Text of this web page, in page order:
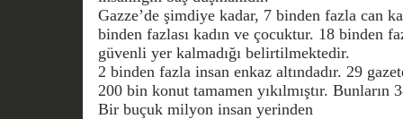
Gazze’de şimdiye kadar, 7 binden fazla can
binden fazlası kadın ve çocuktur. 18 binden
güvenli yer kalmadığı belirtilmektedir.
2 binden fazla insan enkaz altındadır. 29
200 bin konut tamamen yıkılmıştır.
Bir buçuk milyon insan yerinden